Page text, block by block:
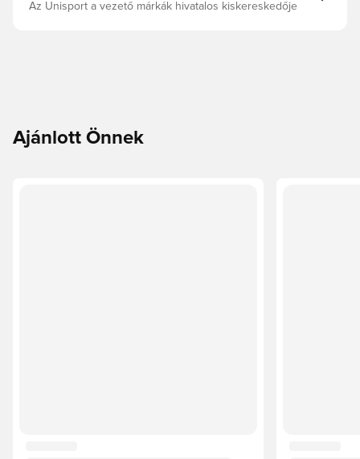
Az Unisport a vezető márkák hivatalos kiskereskedője
Ajánlott Önnek